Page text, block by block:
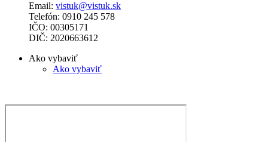
Email: vistuk@vistuk.sk
Telefón: 0910 245 578
IČO: 00305171
DIČ: 2020663612
Ako vybaviť
Ako vybaviť